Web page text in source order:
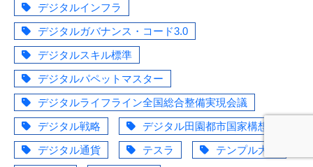
デジタルインフラ
デジタルガバナンス・コード3.0
デジタルスキル標準
デジタルパペットマスター
デジタルライフライン全国総合整備実現会議
デジタル戦略
デジタル田園都市国家構想
デジタル通貨
テスラ テンプル大学